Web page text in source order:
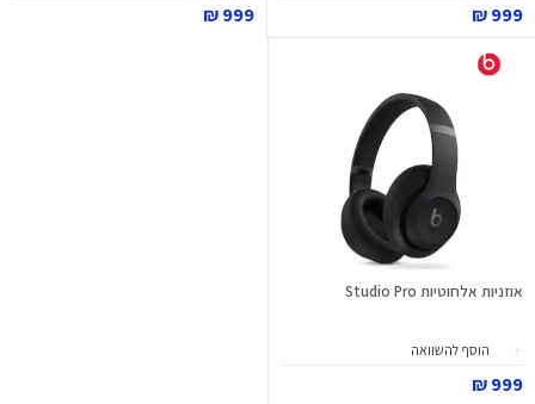
999 ₪
999 ₪
אוזניות אלחוטיות Studio Pro
הוסף להשוואה
999 ₪